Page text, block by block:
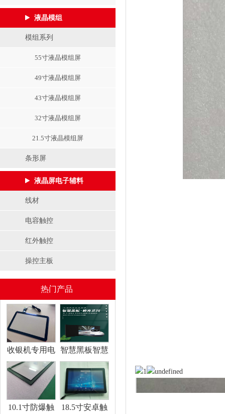
液晶模组
模组系列
55寸液晶模组屏
49寸液晶模组屏
43寸液晶模组屏
32寸液晶模组屏
21.5寸液晶模组屏
条形屏
液晶屏电子辅料
线材
电容触控
红外触控
操控主板
热门产品
收银机专用电
容触摸屏15.6
寸G+G电容
触摸屏双画面
收银机电容触
摸
智慧黑板智慧
校园
10.1寸防爆触
18.5寸安卓触